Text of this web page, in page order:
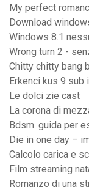
My perfect
Download
Windows 8.1
Wrong turn 2 -
Chitty chitty bang
Erkenci kus 9 sub
Le dolci zie cast
La corona di
Bdsm. guida per
Die in one day –
Calcolo carica e
Film streaming
Romanzo di una